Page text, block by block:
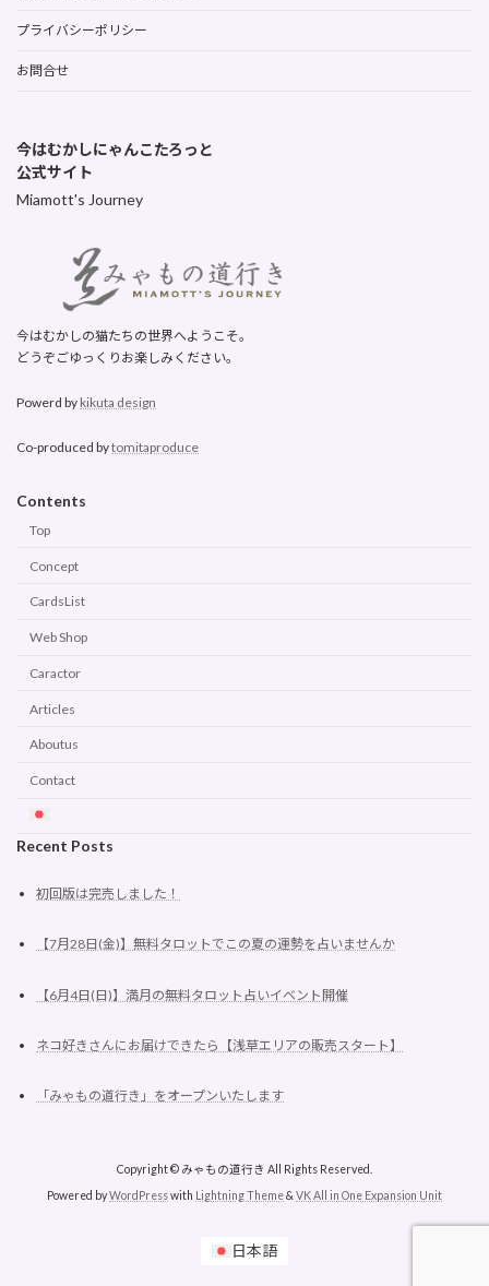
プライバシーポリシー
お問合せ
今はむかしにゃんこたろっと
公式サイト
Miamott's Journey
今はむかしの猫たちの世界へようこそ。
どうぞごゆっくりお楽しみください。
Powerd by kikuta design
Co-produced bytomitaproduce
Contents
Top
Concept
CardsList
Web Shop
Caractor
Articles
Aboutus
Contact
Recent Posts
初回版は完売しました！
【7月28日(金)】無料タロットでこの夏の運勢を占いませんか
【6月4日(日)】満月の無料タロット占いイベント開催
ネコ好きさんにお届けできたら【浅草エリアの販売スタート】
「みゃもの道行き」をオープンいたします
Copyright © みゃもの道行き All Rights Reserved.
Powered byWordPresswith Lightning Theme& VK All in One Expansion Unit
日本語